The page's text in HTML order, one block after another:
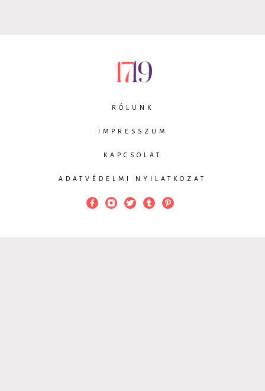
RÓLUNK
IMPRESSZUM
KAPCSOLAT
ADATVÉDELMI NYILATKOZAT